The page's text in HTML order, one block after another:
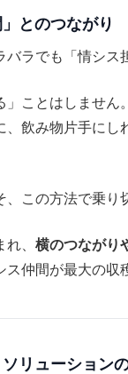
とのつながり
ラでも「情シス
ことはしません。
飲み物片手にし
この方法で乗り
、 横のつながり
仲間が最大の収
リューション